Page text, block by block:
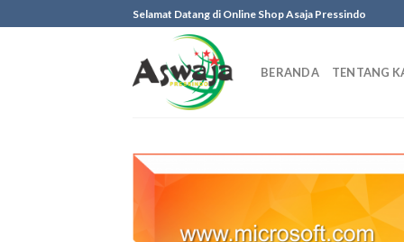
to
Selamat Datang di Online Shop Asaja Pressindo
BERANDA TENTANG